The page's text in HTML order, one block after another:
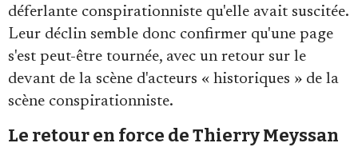
déferlante conspirationniste qu'elle avait suscitée.
Leur déclin semble donc confirmer qu'une page
s'est peut-être tournée, avec un retour sur le
devant de la scène d'acteurs « historiques » de la
scène conspirationniste.
Le retour en force de Thierry Meyssan